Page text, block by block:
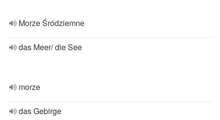
Morze Śródziemne
das Meer/ die See
morze
das Gebirge